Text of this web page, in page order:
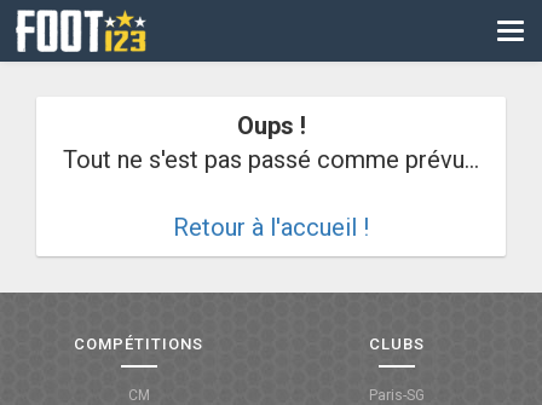
CM
Oups !
Tout ne s'est pas passé comme prévu...
Retour à l'accueil !
COMPÉTITIONS
CM
CLUBS
Paris-SG